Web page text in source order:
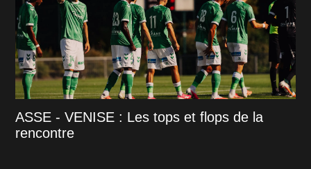
ASSE - VENISE : Les tops et flops de la
rencontre